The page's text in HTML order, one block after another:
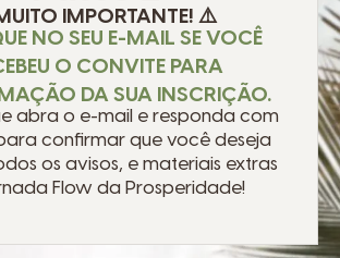
IMPORTANTE! ⚠️
NO SEU E-MAIL SE VOCÊ
O CONVITE PARA
DA SUA INSCRIÇÃO.
abra o e-mail e responda com
confirmar que você deseja
os avisos, e materiais extras
Flow da Prosperidade!